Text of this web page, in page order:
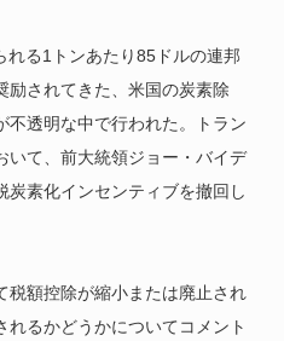
れる1トンあたり85ドルの連邦
励されてきた、米国の炭素除
不透明な中で行われた。トラン
いて、前大統領ジョー・バイデ
炭素化インセンティブを撤回し
税額控除が縮小または廃止され
るかどうかについてコメント